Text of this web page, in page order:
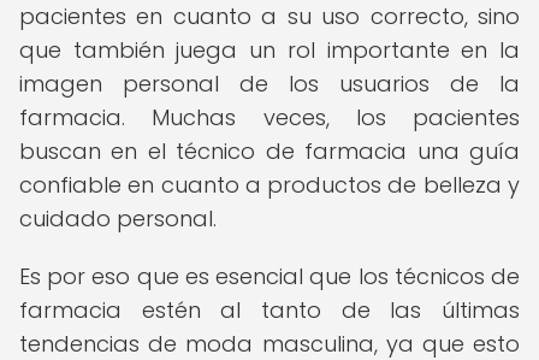
pacientes en cuanto a su uso correcto, sino
que también juega un rol importante en la
imagen personal de los usuarios de la
farmacia. Muchas veces, los pacientes
buscan en el técnico de farmacia una guía
confiable en cuanto a productos de belleza y
cuidado personal.
Es por eso que es esencial que los técnicos de
farmacia estén al tanto de las últimas
tendencias de moda masculina, ya que esto